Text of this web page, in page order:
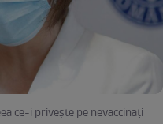
ce-i privește pe nevaccinați